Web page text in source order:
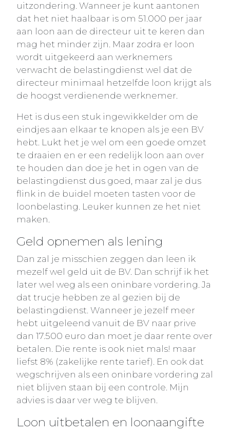
uitzondering. Wanneer je kunt aantonen
dat het niet haalbaar is om 51.000 per jaar
aan loon aan de directeur uit te keren dan
mag het minder zijn. Maar zodra er loon
wordt uitgekeerd aan werknemers
verwacht de belastingdienst wel dat de
directeur minimaal hetzelfde loon krijgt als
de hoogst verdienende werknemer.
Het is dus een stuk ingewikkelder om de
eindjes aan elkaar te knopen als je een BV
hebt. Lukt het je wel om een goede omzet
te draaien en er een redelijk loon aan over
te houden dan doe je het in ogen van de
belastingdienst dus goed, maar zal je dus
flink in de buidel moeten tasten voor de
loonbelasting. Leuker kunnen ze het niet
maken.
Geld opnemen als lening
Dan zal je misschien zeggen dan leen ik
mezelf wel geld uit de BV. Dan schrijf ik het
later wel weg als een oninbare vordering. Ja
dat trucje hebben ze al gezien bij de
belastingdienst. Wanneer je jezelf meer
hebt uitgeleend vanuit de BV naar prive
dan 17.500 euro dan moet je daar rente over
betalen. Die rente is ook niet mals! maar
liefst 8% (zakelijke rente tarief). En ook dat
wegschrijven als een oninbare vordering zal
niet blijven staan bij een controle. Mijn
advies is daar ver weg te blijven.
Loon uitbetalen en loonaangifte